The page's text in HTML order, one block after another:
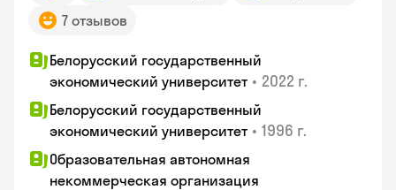
7 отзывов
Белорусский государственный
экономический университет • 2022 г.
Белорусский государственный
экономический университет • 1996 г.
Образовательная автономная
некоммерческая организация